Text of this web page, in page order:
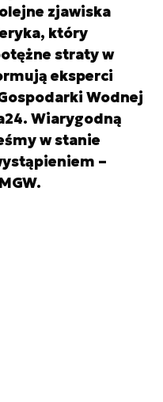
zjawiska
który
straty w
eksperci
Wodnej
Wiarygodną
w stanie
–